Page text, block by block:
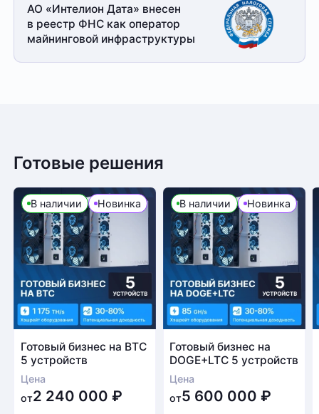
АО «Интелион Дата» внесен
в реестр ФНС как оператор
майнинговой инфраструктуры
Готовые решения
В наличии Новинка
Готовый бизнес на BTC
5 устройств
Цена
от2 240 000 ₽
В наличии Новинка
Готовый бизнес на
DOGE+LTC 5 устройств
Цена
от5 600 000₽